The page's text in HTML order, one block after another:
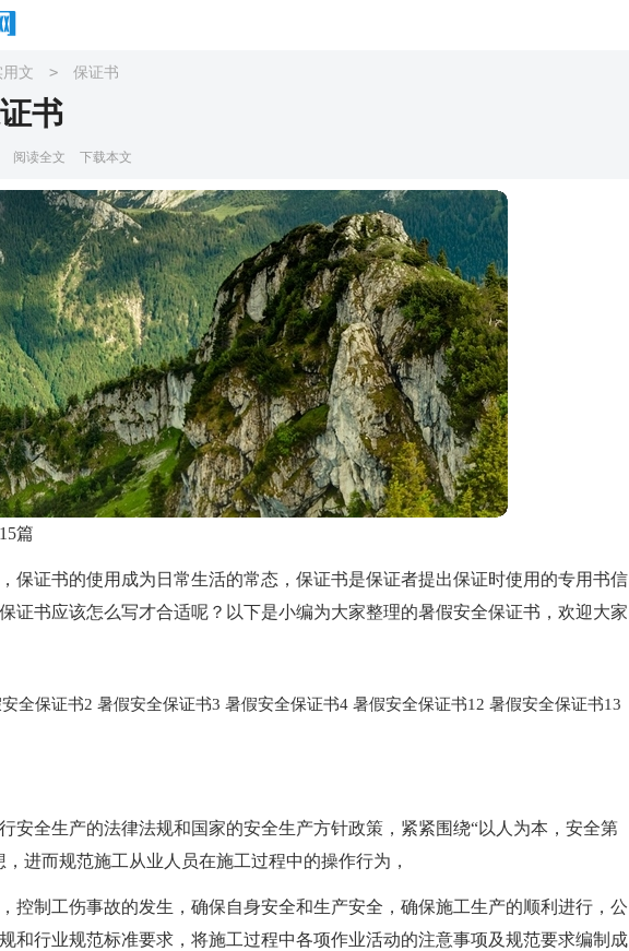
用文 > 保证书
书
阅读全文 下载本文
篇
保证书的使用成为日常生活的常态，保证书是保证者提出保证时使用的专用书信
证书应该怎么写才合适呢？以下是小编为大家整理的暑假安全保证书，欢迎大家
安全生产的法律法规和国家的安全生产方针政策，紧紧围绕“以人为本，安全第
进而规范施工从业人员在施工过程中的操作行为，
控制工伤事故的发生，确保自身安全和生产安全，确保施工生产的顺利进行，公
和行业规范标准要求，将施工过程中各项作业活动的注意事项及规范要求编制成
全保证书2 暑假安全保证书3 暑假安全保证书4 暑假安全保证书12 暑假安全保证书13